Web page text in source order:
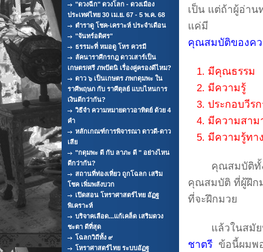
"ดวงฉีก" ดวงโลก - ดวงเมือง
ประเทศไทย 30 เม.ย. 67 - 5 พ.ค. 68
ตำราดู โชค-เคราะห์ ประจำเดือน
"จันทร์อดิศร"
ธรรมะที่ หมอดู โหร ควรมี
ลัคนาราศีกรกฎ ดาวเสาร์เป็น
เกษตร/ศรี ภพปัตนิ เรื่องคู่ครองดีไหม?
ดาว ๖ เป็นเกษตร ภพกดุมพะ ใน
ราศีพฤษภ กับ ราศีตุลย์ แบบไหนการ
เงินดีกว่ากัน?
วิธีจำ ความหมายดาวอาทิตย์ ด้วย 4
คำ
หลักเกณฑ์การพิจารณา ดาวดี-ดาว
เสีย
"กดุมพะ ดี กับ ลาภะ ดี " อย่างไหน
ดีกว่ากัน?
สถานที่ท่องเที่ยว ถูกโฉลก เสริม
โชค เพิ่มพลังบวก
เปิดสอน โหราศาสตร์ไทย อัฏฐ
พิเคราะห์
บริจาคเลือด...แก้เคล็ด เสริมดวง
ชะตา ดีที่สุด
โฉลกวิถีทั้ง ๙
โหราศาสตร์ไทย ระบบอัฏฐ
เป็น แต่ถ้าผู้อ่าน
แค่มี
คุณสมบัติของคว
1. มีคุณธรรม
2. มีความรู้
3. ประกอบวีร
4. มีความสาม
5. มีความรู้ทา
คุณสมบัติทั้ง 5
คุณสมบัติ ที่ผู้ฝึก
ที่จะฝึกมวย
แล้วในสมัย
ชาตรี ข้อนี้ผมพ